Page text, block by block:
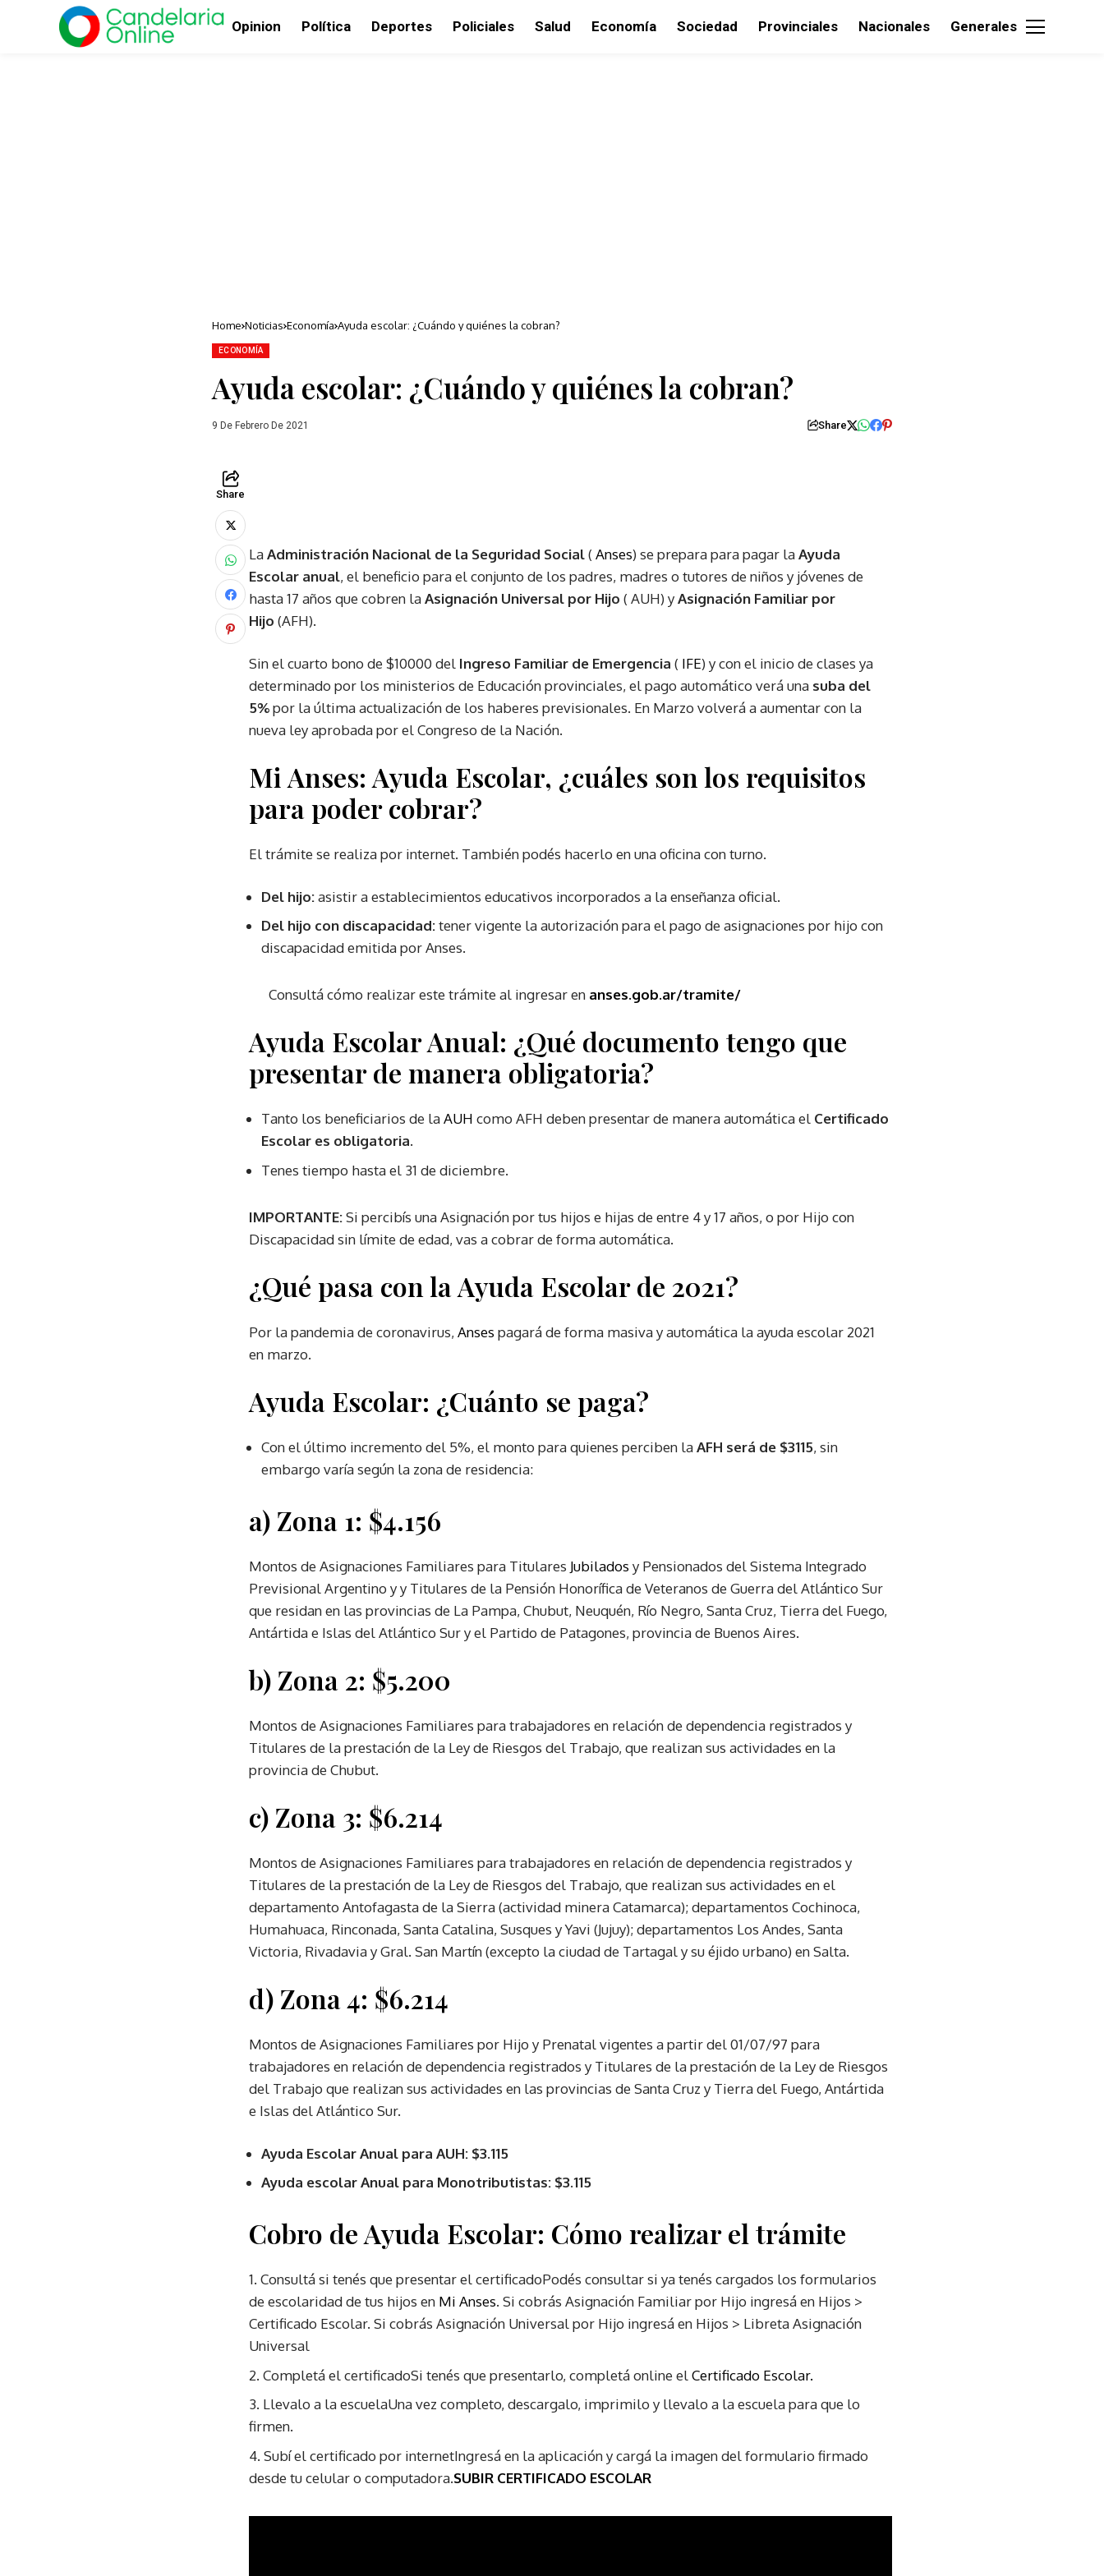
Opinion Política Deportes Policiales Salud Economía Sociedad Provinciales Nacionales Generales
Home Noticias Economía Ayuda escolar: ¿Cuándo y quiénes la cobran?
ECONOMÍA
Ayuda escolar: ¿Cuándo y quiénes la cobran?
9 De Febrero De 2021 Share
Share
LaAdministración Nacional de la Seguridad Social( Anses) se prepara para pagar laAyuda
Escolar anual, el beneficio para el conjunto de los padres, madres o tutores de niños y jóvenes de
hasta 17 años que cobren laAsignación Universal por Hijo ( AUH) yAsignación Familiar por
Hijo (AFH).
Sin el cuarto bono de $10000 del Ingreso Familiar de Emergencia ( IFE) y con el inicio de clases ya
determinado por los ministerios de Educación provinciales, el pago automático verá una suba del
5%por la última actualización de los haberes previsionales. En Marzo volverá a aumentar con la
nueva ley aprobada por el Congreso de la Nación.
Mi Anses: Ayuda Escolar, ¿cuáles son los requisitos
para poder cobrar?
El trámite se realiza por internet. También podés hacerlo en una oficina con turno.
Del hijo:asistir a establecimientos educativos incorporados a la enseñanza oficial.
Del hijo con discapacidad:tener vigente la autorización para el pago de asignaciones por hijo con
discapacidad emitida por Anses.
Consultá cómo realizar este trámite al ingresar en anses.gob.ar/tramite/
Ayuda Escolar Anual: ¿Qué documento tengo que
presentar de manera obligatoria?
Tanto los beneficiarios de laAUH como AFH deben presentar de manera automática el Certificado
Escolar es obligatoria.
Tenes tiempo hasta el 31 de diciembre.
IMPORTANTE:Si percibís una Asignación por tus hijos e hijas de entre 4 y 17 años, o por Hijo con
Discapacidad sin límite de edad, vas a cobrar de forma automática.
¿Qué pasa con la Ayuda Escolar de 2021?
Por la pandemia de coronavirus, Anses pagará de forma masiva y automática la ayuda escolar 2021
en marzo.
Ayuda Escolar: ¿Cuánto se paga?
Con el último incremento del 5%, el monto para quienes perciben laAFH será de $3115, sin
embargo varía según la zona de residencia:
a) Zona 1: $4.156
Montos de Asignaciones Familiares para Titulares Jubilados y Pensionados del Sistema Integrado
Previsional Argentino y y Titulares de la Pensión Honorífica de Veteranos de Guerra del Atlántico Sur
que residan en las provincias de La Pampa, Chubut, Neuquén, Río Negro, Santa Cruz, Tierra del Fuego,
Antártida e Islas del Atlántico Sur y el Partido de Patagones, provincia de Buenos Aires.
b) Zona 2: $5.200
Montos de Asignaciones Familiares para trabajadores en relación de dependencia registrados y
Titulares de la prestación de la Ley de Riesgos del Trabajo, que realizan sus actividades en la
provincia de Chubut.
c) Zona 3: $6.214
Montos de Asignaciones Familiares para trabajadores en relación de dependencia registrados y
Titulares de la prestación de la Ley de Riesgos del Trabajo, que realizan sus actividades en el
departamento Antofagasta de la Sierra (actividad minera Catamarca); departamentos Cochinoca,
Humahuaca, Rinconada, Santa Catalina, Susques y Yavi (Jujuy); departamentos Los Andes, Santa
Victoria, Rivadavia y Gral. San Martín (excepto la ciudad de Tartagal y su éjido urbano) en Salta.
d) Zona 4: $6.214
Montos de Asignaciones Familiares por Hijo y Prenatal vigentes a partir del 01/07/97 para
trabajadores en relación de dependencia registrados y Titulares de la prestación de la Ley de Riesgos
del Trabajo que realizan sus actividades en las provincias de Santa Cruz y Tierra del Fuego, Antártida
e Islas del Atlántico Sur.
Ayuda Escolar Anual para AUH: $3.115
Ayuda escolar Anual para Monotributistas: $3.115
Cobro de Ayuda Escolar: Cómo realizar el trámite
Consultá si tenés que presentar el certificadoPodés consultar si ya tenés cargados los formularios
de escolaridad de tus hijos en Mi Anses. Si cobrás Asignación Familiar por Hijo ingresá en Hijos >
Certificado Escolar. Si cobrás Asignación Universal por Hijo ingresá en Hijos > Libreta Asignación
Universal
Completá el certificadoSi tenés que presentarlo, completá online elCertificado Escolar.
Llevalo a la escuelaUna vez completo, descargalo, imprimilo y llevalo a la escuela para que lo
firmen.
Subí el certificado por internetIngresá en la aplicación y cargá la imagen del formulario firmado
desde tu celular o computadora.SUBIR CERTIFICADO ESCOLAR